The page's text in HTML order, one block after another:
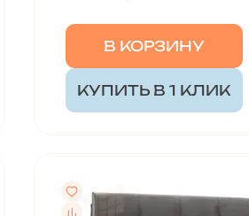
В КОРЗИНУ
КУПИТЬ В 1 КЛИК